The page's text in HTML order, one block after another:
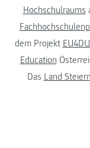
Hochschulraums
dem Projekt
Education
Das Land